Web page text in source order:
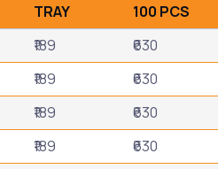
TRAY 100 PCS
₹189 ₹630
₹189 ₹630
₹189 ₹630
₹189 ₹630